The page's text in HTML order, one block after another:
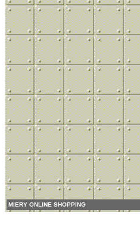
MIERY ONLINE SHOPPING